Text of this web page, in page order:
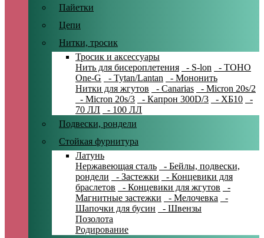
Пайетки
Цепи
Нитки, тросик
Тросик и аксессуары
Нить для бисероплетения
- S-lon
- TOHO
One-G
- Tytan/Lantan
- Мононить
Нитки для жгутов
- Canarias
- Micron 20s/2
- Micron 20s/3
- Капрон 300D/3 - ХБ10
-
70 ЛЛ
- 100 ЛЛ
Подвески, рондели
Стойкая фурнитура
Латунь
Нержавеющая сталь
- Бейлы, подвески,
рондели
- Застежки
- Концевики для
браслетов
- Концевики для жгутов
-
Магнитные застежки
- Мелочевка
-
Шапочки для бусин
- Швензы
Позолота
Родирование